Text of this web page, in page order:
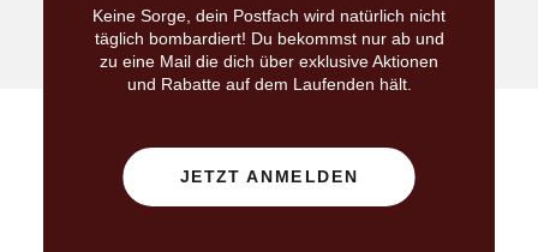
Keine Sorge, dein Postfach wird natürlich nicht
täglich bombardiert! Du bekommst nur ab und
zu eine Mail die dich über exklusive Aktionen
und Rabatte auf dem Laufenden hält.
JETZT ANMELDEN